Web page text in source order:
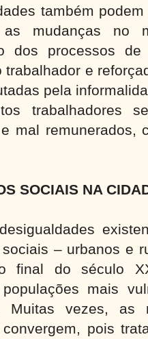
também
as mudanças no
dos processos
trabalhador e
pela
trabalhadores
mal remunerados,
SOCIAIS NA
– urbanos e
final do século
mais
Muitas vezes, as
convergem, pois